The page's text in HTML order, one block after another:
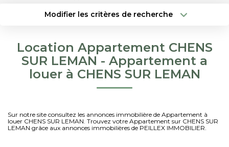
VENDRE
Qui Sommes-Nous
Modifier les critères de recherche
Surface min Budget max
Plus de critères Créer une alerte
Location Appartement CHENS
SUR LEMAN - Appartement a
louer à CHENS SUR LEMAN
Sur notre site consultez les annonces immobilière de Appartement à
louer CHENS SUR LEMAN. Trouvez votre Appartement sur CHENS SUR
LEMAN grâce aux annonces immobilières de PEILLEX IMMOBILIER.